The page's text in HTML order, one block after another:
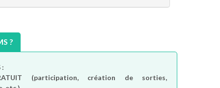
?
:
(participation, création de sorties,